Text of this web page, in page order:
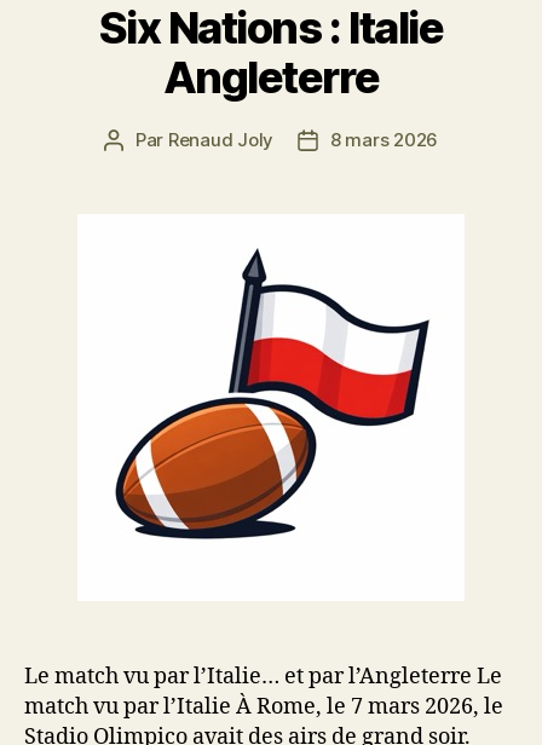
Six Nations : Italie
Angleterre
Auteur
Par Renaud Joly
Date8 mars 2026
Le match vu par l’Italie… et par l’Angleterre Le
match vu par l’Italie À Rome, le 7 mars 2026, le
Stadio Olimpico avait des airs de grand soir.